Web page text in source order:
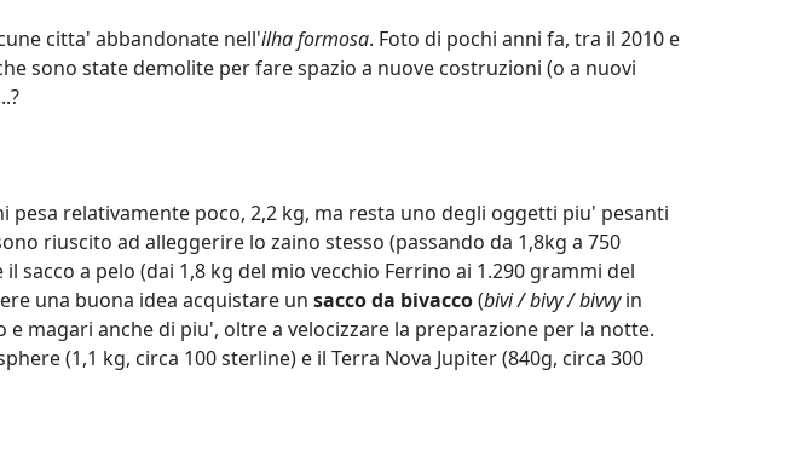
citta' abbandonate nell'ilha formosa. Foto di pochi anni fa, tra il 2010 e
sono state demolite per fare spazio a nuove costruzioni (o a nuovi
pesa relativamente poco, 2,2 kg, ma resta uno degli oggetti piu' pesanti
riuscito ad alleggerire lo zaino stesso (passando da 1,8kg a 750
il sacco a pelo (dai 1,8 kg del mio vecchio Ferrino ai 1.290 grammi del
una buona idea acquistare un sacco da bivacco(bivi / bivy / bivvyin
magari anche di piu', oltre a velocizzare la preparazione per la notte.
(1,1 kg, circa 100 sterline) e il Terra Nova Jupiter (840g, circa 300